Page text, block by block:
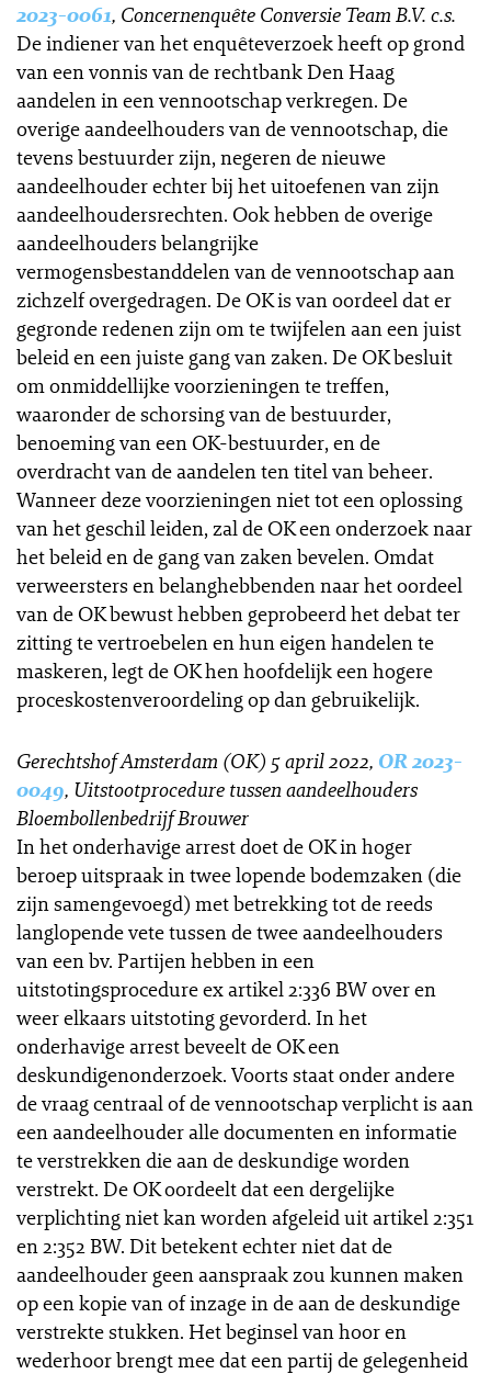
2023-0061, Concernenquête Conversie Team B.V. c.s.
De indiener van het enquêteverzoek heeft op grond
van een vonnis van de rechtbank Den Haag
aandelen in een vennootschap verkregen. De
overige aandeelhouders van de vennootschap, die
tevens bestuurder zijn, negeren de nieuwe
aandeelhouder echter bij het uitoefenen van zijn
aandeelhoudersrechten. Ook hebben de overige
aandeelhouders belangrijke
vermogensbestanddelen van de vennootschap aan
zichzelf overgedragen. De OK is van oordeel dat er
gegronde redenen zijn om te twijfelen aan een juist
beleid en een juiste gang van zaken. De OK besluit
om onmiddellijke voorzieningen te treffen,
waaronder de schorsing van de bestuurder,
benoeming van een OK-bestuurder, en de
overdracht van de aandelen ten titel van beheer.
Wanneer deze voorzieningen niet tot een oplossing
van het geschil leiden, zal de OK een onderzoek naar
het beleid en de gang van zaken bevelen. Omdat
verweersters en belanghebbenden naar het oordeel
van de OK bewust hebben geprobeerd het debat ter
zitting te vertroebelen en hun eigen handelen te
maskeren, legt de OK hen hoofdelijk een hogere
proceskostenveroordeling op dan gebruikelijk.
Gerechtshof Amsterdam (OK) 5 april 2022, OR 2023-
0049, Uitstootprocedure tussen aandeelhouders
Bloembollenbedrijf Brouwer
In het onderhavige arrest doet de OK in hoger
beroep uitspraak in twee lopende bodemzaken (die
zijn samengevoegd) met betrekking tot de reeds
langlopende vete tussen de twee aandeelhouders
van een bv. Partijen hebben in een
uitstotingsprocedure ex artikel 2:336 BW over en
weer elkaars uitstoting gevorderd. In het
onderhavige arrest beveelt de OK een
deskundigenonderzoek. Voorts staat onder andere
de vraag centraal of de vennootschap verplicht is aan
een aandeelhouder alle documenten en informatie
te verstrekken die aan de deskundige worden
verstrekt. De OK oordeelt dat een dergelijke
verplichting niet kan worden afgeleid uit artikel 2:351
en 2:352 BW. Dit betekent echter niet dat de
aandeelhouder geen aanspraak zou kunnen maken
op een kopie van of inzage in de aan de deskundige
verstrekte stukken. Het beginsel van hoor en
wederhoor brengt mee dat een partij de gelegenheid